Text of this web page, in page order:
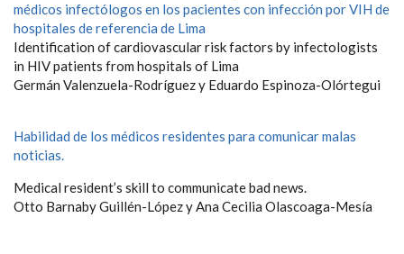
médicos infectólogos en los pacientes con infección por VIH de
hospitales de referencia de Lima
Identification of cardiovascular risk factors by infectologists
in HIV patients from hospitals of Lima
Germán Valenzuela-Rodríguez y Eduardo Espinoza-Olórtegui
Habilidad de los médicos residentes para comunicar malas
noticias.
Medical resident’s skill to communicate bad news.
Otto Barnaby Guillén-López y Ana Cecilia Olascoaga-Mesía